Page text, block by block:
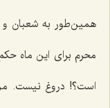
همین‌طور به شعبان
محرم برای این ماه
است؟! دروغ نیست.